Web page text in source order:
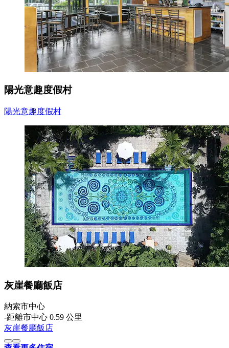
陽光意趣度假村
陽光意趣度假村
灰崖餐廳飯店
納索市中心
‐距離市中心 0.59 公里
灰崖餐廳飯店